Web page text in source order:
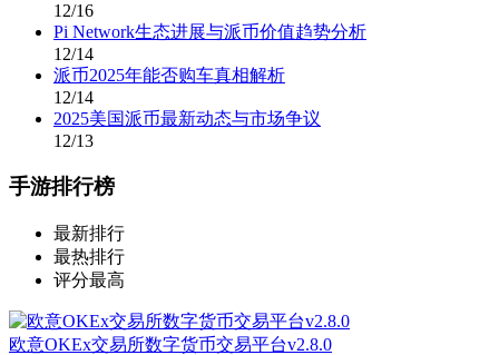
12/16
Pi Network生态进展与派币价值趋势分析
12/14
派币2025年能否购车真相解析
12/14
2025美国派币最新动态与市场争议
12/13
手游排行榜
最新排行
最热排行
评分最高
欧意OKEx交易所数字货币交易平台v2.8.0